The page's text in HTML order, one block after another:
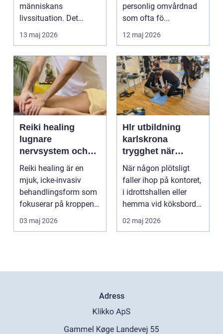
människans
livssituation. Det
handlar sällan bara
om alkohol, narkoti...
13 maj 2026
personlig omvårdnad
som ofta fö...
12 maj 2026
Reiki healing
lugnare
nervsystem och
djupare
återhämtning
Reiki healing är en
mjuk, icke-invasiv
behandlingsform som
fokuserar på kroppens
egen förmåga att lä...
03 maj 2026
Hlr utbildning
karlskrona
trygghet när
sekunderna
räknas
När någon plötsligt
faller ihop på kontoret,
i idrottshallen eller
hemma vid köksbordet
finns det ba...
02 maj 2026
Adress